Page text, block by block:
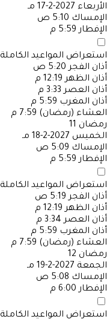
الأربعاء 2027-2-17 مـ
الإمساك 5:10 ص
الإفطار 5:59 م
استعراض المواعيد الكاملة
أذان الفجر 5:20 ص
أذان الظهر 12:19 م
أذان العصر 3:33 م
أذان المغرب 5:59 م
العشاء (رمضان) 7:59 م
رمضان 11
الخميس 2027-2-18 مـ
الإمساك 5:09 ص
الإفطار 5:59 م
استعراض المواعيد الكاملة
أذان الفجر 5:19 ص
أذان الظهر 12:19 م
أذان العصر 3:34 م
أذان المغرب 5:59 م
العشاء (رمضان) 7:59 م
رمضان 12
الجمعة 2027-2-19 مـ
الإمساك 5:08 ص
الإفطار 6:00 م
استعراض المواعيد الكاملة